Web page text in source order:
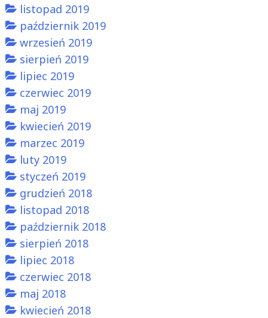
listopad 2019
październik 2019
wrzesień 2019
sierpień 2019
lipiec 2019
czerwiec 2019
maj 2019
kwiecień 2019
marzec 2019
luty 2019
styczeń 2019
grudzień 2018
listopad 2018
październik 2018
sierpień 2018
lipiec 2018
czerwiec 2018
maj 2018
kwiecień 2018